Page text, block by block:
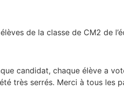
de la classe de CM2 de
candidat, chaque élève a
très serrés. Merci à tous les